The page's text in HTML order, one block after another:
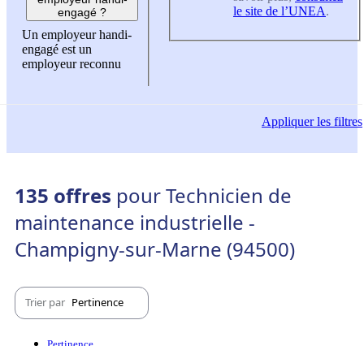
engagé ?
Un employeur handi-
engagé est un
employeur reconnu
le site de l’UNEA.
Appliquerles filtres
135 offres pour Technicien de
maintenance industrielle -
Champigny-sur-Marne (94500)
Trier par Pertinence